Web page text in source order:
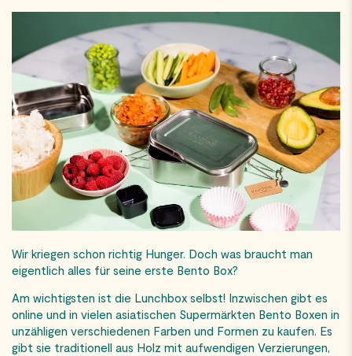
Wir kriegen schon richtig Hunger. Doch was braucht man
eigentlich alles für seine erste Bento Box?
Am wichtigsten ist die Lunchbox selbst! Inzwischen gibt es
online und in vielen asiatischen Supermärkten Bento Boxen in
unzähligen verschiedenen Farben und Formen zu kaufen. Es
gibt sie traditionell aus Holz mit aufwendigen Verzierungen,